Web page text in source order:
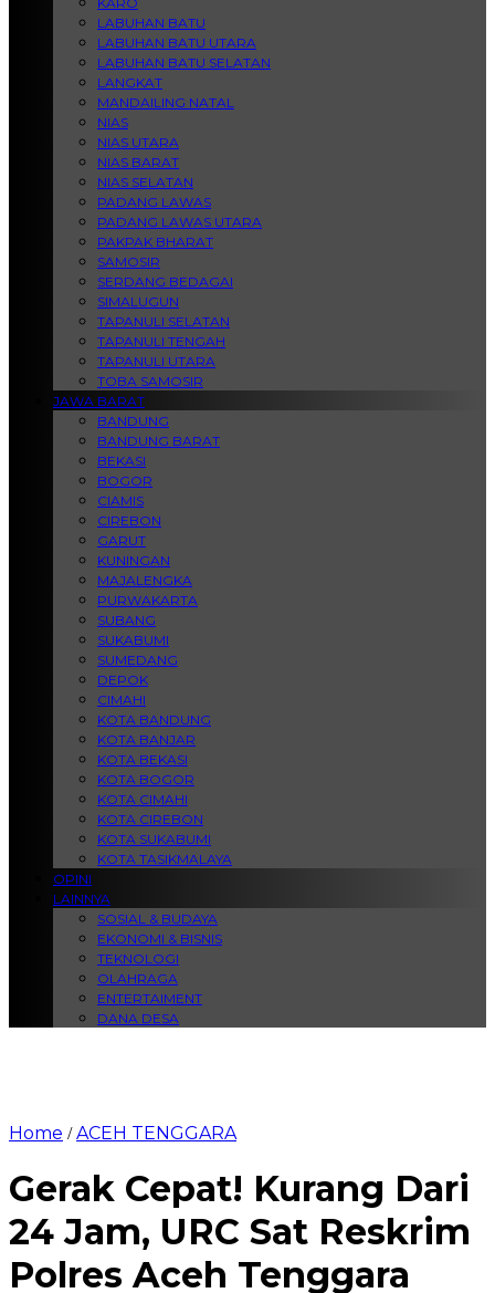
LABUHAN BATU
LABUHAN BATU UTARA
LABUHAN BATU SELATAN
LANGKAT
MANDAILING NATAL
NIAS
NIAS UTARA
NIAS BARAT
NIAS SELATAN
PADANG LAWAS
PADANG LAWAS UTARA
PAKPAK BHARAT
SAMOSIR
SERDANG BEDAGAI
SIMALUGUN
TAPANULI SELATAN
TAPANULI TENGAH
TAPANULI UTARA
TOBA SAMOSIR
JAWA BARAT
BANDUNG
BANDUNG BARAT
BEKASI
BOGOR
CIAMIS
CIREBON
GARUT
KUNINGAN
MAJALENGKA
PURWAKARTA
SUBANG
SUKABUMI
SUMEDANG
DEPOK
CIMAHI
KOTA BANDUNG
KOTA BANJAR
KOTA BEKASI
KOTA BOGOR
KOTA CIMAHI
KOTA CIREBON
KOTA SUKABUMI
KOTA TASIKMALAYA
OPINI
LAINNYA
SOSIAL & BUDAYA
EKONOMI & BISNIS
TEKNOLOGI
OLAHRAGA
ENTERTAIMENT
DANA DESA
Home /ACEH TENGGARA
Gerak Cepat! Kurang Dari
24 Jam, URC Sat Reskrim
Polres Aceh Tenggara